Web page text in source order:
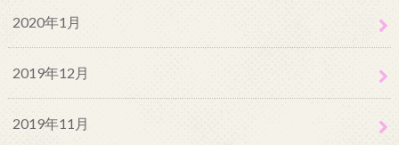
2020年1月
2019年12月
2019年11月